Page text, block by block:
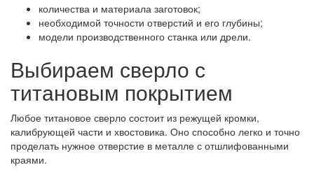
количества и материала заготовок;
необходимой точности отверстий и его глубины;
модели производственного станка или дрели.
Выбираем сверло с
титановым покрытием
Любое титановое сверло состоит из режущей кромки,
калибрующей части и хвостовика. Оно способно легко и точно
проделать нужное отверстие в металле с отшлифованными
краями.